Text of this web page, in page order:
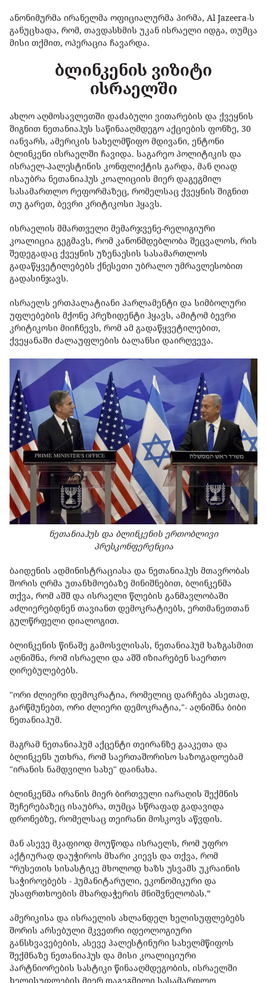
ანონიმურმა ირანელმა ოფიციალურმა პირმა, Al Jazeera-ს
განუცხადა, რომ, თავდასხმის უკან ისრაელი იდგა, თუმცა
მისი თქმით, ოპერაცია ჩავარდა.
ბლინკენის ვიზიტი
ისრაელში
ახლო აღმოსავლეთში დაძაბული ვითარების და ქვეყნის
შიგნით ნეთანიაჰუს საწინააღმდეგო აქციების ფონზე, 30
იანვარს, ამერიკის სახელმწიფო მდივანი, ენტონი
ბლინკენი ისრაელში ჩავიდა. საგარეო პოლიტიკის და
ისრაელ-პალესტინის კონფლიქტის გარდა, მან ღიად
ისაუბრა ნეთანიაჰუს კოალიციის მიერ დაგეგმილ
სასამართლო რეფორმაზეც, რომელსაც ქვეყნის შიგნით
თუ გარეთ, ბევრი კრიტიკოსი ჰყავს.
ისრაელის მმართველი მემარჯვენე-რელიგიური
კოალიცია გეგმავს, რომ კანონმდებლობა შეცვალოს, რის
შედეგადაც ქვეყნის უზენაესის სასამართლოს
გადაწყვეტილებებს ქნესეთი უბრალო უმრავლესობით
გადასინჯავს.
ისრაელს ერთპალატიანი პარლამენტი და სიმბოლური
უფლებების მქონე პრეზიდენტი ჰყავს, ამიტომ ბევრი
კრიტიკოსი მიიჩნევს, რომ ამ გადაწყვეტილებით,
ქვეყანაში ძალაუფლების ბალანსი დაირღვევა.
ნეთანიაჰუს და ბლინკენის ერთობლივი
პრესკონფერენცია
ბაიდენის ადმინისტრაციასა და ნეთანიაჰუს მთავრობას
შორის ღრმა უთანხმოებაზე მინიშნებით, ბლინკენმა
თქვა, რომ აშშ და ისრაელი წლების განმავლობაში
აძლიერებდნენ თავიანთ დემოკრატიებს, ერთმანეთთან
გულწრფელი დიალოგით.
ბლინკენის წინაშე გამოსვლისას, ნეთანიაჰუმ ხაზგასმით
აღნიშნა, რომ ისრაელი და აშშ იზიარებენ საერთო
ღირებულებებს.
"ორი ძლიერი დემოკრატია, რომელიც დარჩება ასეთად,
გარწმუნებთ, ორი ძლიერი დემოკრატია,"- აღნიშნა ბიბი
ნეთანიაჰუმ.
მაგრამ ნეთანიაჰუმ აქცენტი თეირანზე გააკეთა და
ბლინკენს უთხრა, რომ საერთაშორისო საზოგადოებამ
"ირანის ნამდვილი სახე" დაინახა.
ბლინკენმა ირანის მიერ ბირთვული იარაღის შექმნის
შეჩერებაზეც ისაუბრა, თუმცა სწრაფად გადავიდა
დრონებზე, რომელსაც თეირანი მოსკოვს აწვდის.
მან ასევე მკაფიოდ მოუწოდა ისრაელს, რომ უფრო
აქტიურად დაუჭიროს მხარი კიევს და თქვა, რომ
“რუსეთის სისასტიკე მხოლოდ ხაზს უსვამს უკრაინის
საჭიროებებს - ჰუმანიტარული, ეკონომიკური და
უსაფრთხოების მხარდაჭერის მნიშვნელობას.”
ამერიკისა და ისრაელის ახლანდელ ხელისუფლებებს
შორის არსებული მკვეთრი იდეოლოგიური
განსხვავებების, ასევე პალესტინური სახელმწიფოს
შექმნაზე ნეთანიაჰუს და მისი კოალიციური
პარტნიორების სასტიკი წინააღმდეგობის, ისრაელში
ხელისუფლების მიერ დაგეგმილი სასამართლო